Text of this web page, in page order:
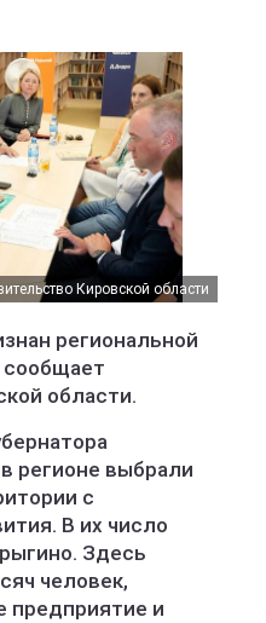
Кировской области
региональной
сообщает
области.
регионе выбрали
с
В их число
Здесь
человек,
предприятие и